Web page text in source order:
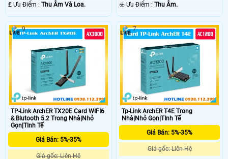
️₤ Ưu Điểm : Thu Âm Và Loa. ️☣️ Ưu Điểm :Thu Âm.
TP-Link ArchER TX20E Card WIFI6
& Blutooth 5.2 Trong Nhà|Nhỏ
Gọn|TInh Tế
Giá Bán: 5%-35%
Giá gốc: Liên Hệ
9
Tp-Link ArchER T4E Trong
Nhà|Nhỏ Gọn|TInh Tế
Giá Bán: 5%-35%
Giá gốc: Liên Hệ
7